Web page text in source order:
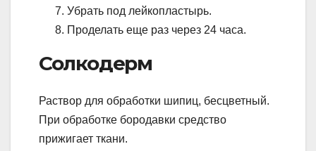
Убрать под лейкопластырь.
Проделать еще раз через 24 часа.
Солкодерм
Раствор для обработки шипиц, бесцветный.
При обработке бородавки средство
прижигает ткани.